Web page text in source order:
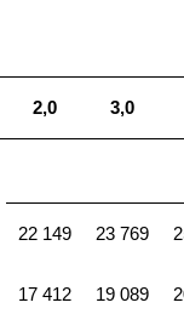
2,0 3,0
22 149 23 769
17 412 19 089